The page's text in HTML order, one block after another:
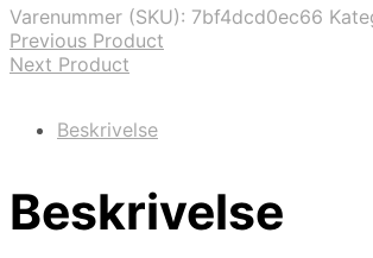
14.000,00 kr..11.900,00 kr..
Varenummer (SKU): 7bf4dcd0ec66
Previous Product
Next Product
Beskrivelse
Beskrivelse